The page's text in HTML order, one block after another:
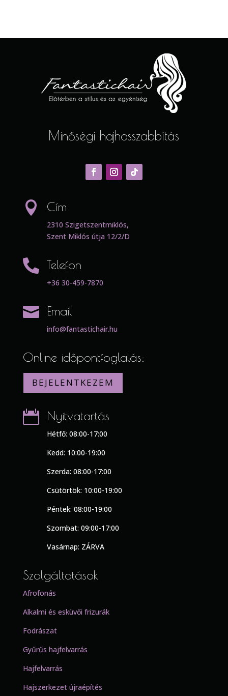
Minőségi hajhosszabbítás
 Cím
2310 Szigetszentmiklós,
Szent Miklós útja 12/2/D
 Telefon
+36 30-459-7870
 Email
info@fantastichair.hu
Online időpontfoglalás:
BEJELENTKEZEM
 Nyitvatartás
Hétfő: 08:00-17:00
Kedd: 10:00-19:00
Szerda: 08:00-17:00
Csütörtök: 10:00-19:00
Péntek: 08:00-19:00
Szombat: 09:00-17:00
Vasárnap: ZÁRVA
Szolgáltatások
Afrofonás
Alkalmi és esküvői frizurák
Fodrászat
Gyűrűs hajfelvarrás
Hajfelvarrás
Hajszerkezet újraépítés